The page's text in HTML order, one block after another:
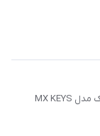
کیبورد و ماوس بی سیم لاجیتک مدل MX KEYS